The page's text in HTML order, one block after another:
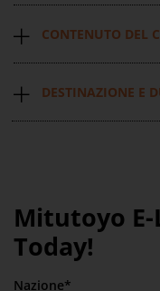
CONTENUTO DEL
DESTINAZIONE E
Mitutoyo
Today!
Nazione*